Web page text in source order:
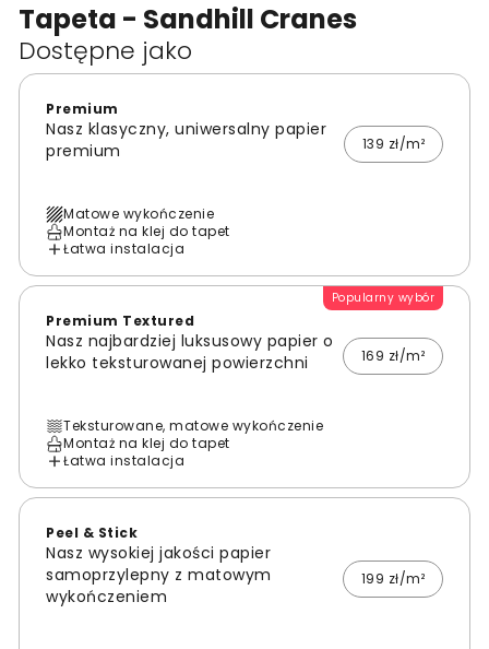
Tapeta - Sandhill Cranes
Dostępne jako
Premium
Nasz klasyczny, uniwersalny papier
premium
139 zł/m²
Matowe wykończenie
Montaż na klej do tapet
Łatwa instalacja
Popularny wybór
Premium Textured
Nasz najbardziej luksusowy papier o
lekko teksturowanej powierzchni
169 zł/m²
Teksturowane, matowe wykończenie
Montaż na klej do tapet
Łatwa instalacja
Peel & Stick
Nasz wysokiej jakości papier
samoprzylepny z matowym
wykończeniem
199 zł/m²